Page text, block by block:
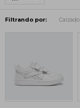
Filtrando por: Calzado